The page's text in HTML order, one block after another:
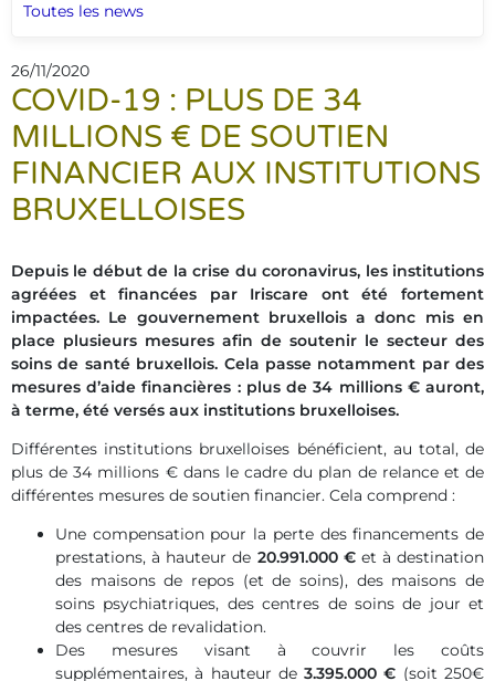
Toutes les news
26/11/2020
COVID-19 : PLUS DE 34
MILLIONS € DE SOUTIEN
FINANCIER AUX INSTITUTIONS
BRUXELLOISES
Depuis le début de la crise du coronavirus, les institutions
agréées et financées par Iriscare ont été fortement
impactées. Le gouvernement bruxellois a donc mis en
place plusieurs mesures afin de soutenir le secteur des
soins de santé bruxellois. Cela passe notamment par des
mesures d’aide financières : plus de 34 millions € auront,
à terme, été versés aux institutions bruxelloises.
Différentes institutions bruxelloises bénéficient, au total, de
plus de 34 millions € dans le cadre du plan de relance et de
différentes mesures de soutien financier. Cela comprend :
Une compensation pour la perte des financements de
prestations, à hauteur de 20.991.000 €et à destination
des maisons de repos (et de soins), des maisons de
soins psychiatriques, des centres de soins de jour et
des centres de revalidation.
Des mesures visant à couvrir les coûts
supplémentaires, à hauteur de3.395.000 € (soit 250€